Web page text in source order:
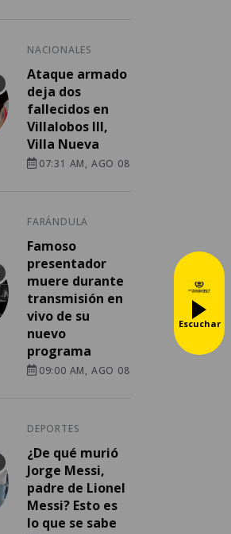
NACIONALES
Ataque armado
deja dos
fallecidos en
Villalobos III,
Villa Nueva
07:31 AM, AGO 08
FARÁNDULA
Famoso
presentador
muere durante
transmisión en
vivo de su
nuevo
programa
09:00 AM, AGO 08
DEPORTES
¿De qué murió
Jorge Messi,
padre de Lionel
Messi? Esto es
lo que se sabe
Escuchar